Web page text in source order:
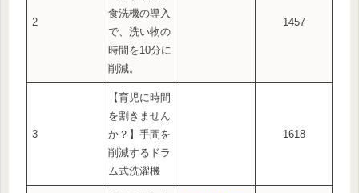
2
食洗機の導入
で、洗い物の
時間を10分に
削減。
1457
3
【育児に時間
を割きません
か？】手間を
削減するドラ
ム式洗濯機
1618